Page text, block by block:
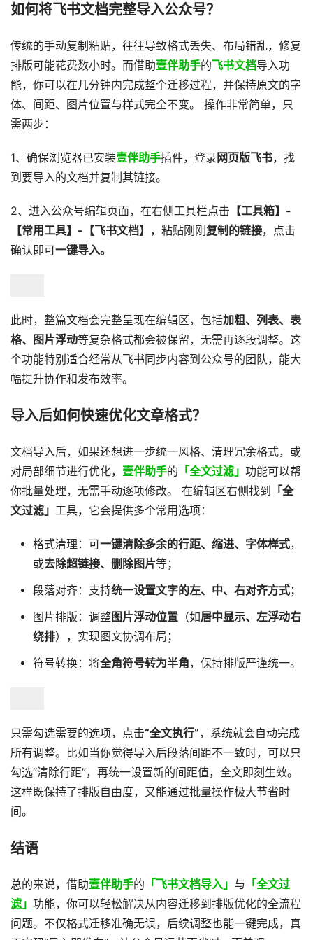
如何将飞书文档完整导入公众号？
传统的手动复制粘贴，往往导致格式丢失、布局错乱，修复
排版可能花费数小时。而借助壹伴助手的飞书文档导入功
能，你可以在几分钟内完成整个迁移过程，并保持原文的字
体、间距、图片位置与样式完全不变。 操作非常简单，只
需两步：
1、确保浏览器已安装壹伴助手插件，登录 网页版飞书，找
到要导入的文档并复制其链接。
2、进入公众号编辑页面，在右侧工具栏点击 【工具箱】-
【常用工具】-【飞书文档】
，粘贴刚刚 复制的链接，点击
确认即可一键导入。
此时，整篇文档会完整呈现在编辑区，包括加粗、列表、表
格、图片浮动等复杂格式都会被保留，无需再逐段调整。这
个功能特别适合经常从飞书同步内容到公众号的团队，能大
幅提升协作和发布效率。
导入后如何快速优化文章格式？
文档导入后，如果还想进一步统一风格、清理冗余格式，或
对局部细节进行优化， 壹伴助手的 「全文过滤」 功能可以帮
你批量处理，无需手动逐项修改。 在编辑区右侧找到
「全
文过滤」 工具，它会提供多个常用选项：
格式清理：可一键清除多余的行距、缩进、字体样式，
或去除超链接、删除图片等；
段落对齐：支持统一设置文字的左、中、右对齐方式；
图片排版：调整图片浮动位置（如居中显示、左浮动右
绕排），实现图文协调布局；
符号转换：将全角符号转为半角，保持排版严谨统一。
只需勾选需要的选项，点击“全文执行”，系统就会自动完成
所有调整。比如当你觉得导入后段落间距不一致时，可以只
勾选“清除行距”，再统一设置新的间距值，全文即刻生效。
这样既保持了排版自由度，又能通过批量操作极大节省时
间。
结语
总的来说，借助壹伴助手的 「飞书文档导入」 与 「全文过
滤」 功能，你可以轻松解决从内容迁移到排版优化的全流程
问题。不仅格式迁移准确无误，后续调整也能一键完成，真